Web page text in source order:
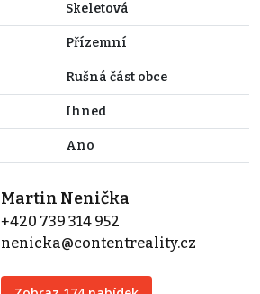
Skeletová
Přízemní
Rušná část obce
Ihned
Ano
Martin Nenička
+420 739 314 952
nenicka@contentreality.cz